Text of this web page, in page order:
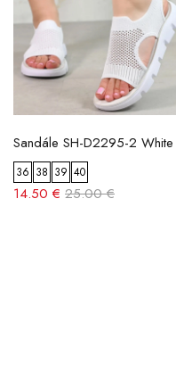
Sandále SH-D2295-2 White
36 38 39 40
14.50 € 25.00 €